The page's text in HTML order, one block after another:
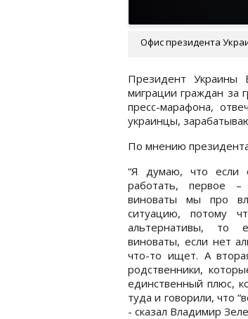
Офис президента
Президент Украины
миграции граждан за
пресс-марафона,
украинцы,
По мнению
“Я думаю, что если
работать, первое
виноваты мы про
ситуацию, потому
альтернативы, то
виноваты, если нет
что-то ищет. А
родственники,
единственный плюс,
туда и говорили, что
- сказал Владимир